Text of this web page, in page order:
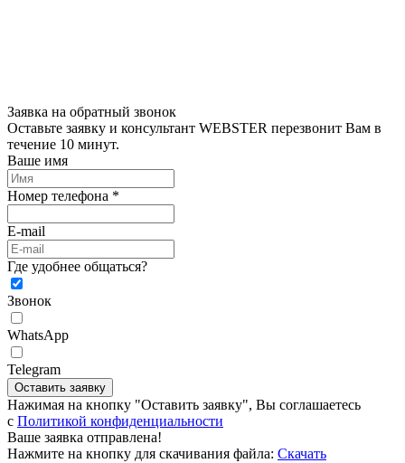
Заявка на обратный звонок
Оставьте заявку и консультант WEBSTER перезвонит Вам в
течение 10 минут.
Ваше имя
Номер телефона *
E-mail
Где удобнее общаться?
Звонок
WhatsApp
Telegram
Оставить заявку
Нажимая на кнопку "Оставить заявку", Вы соглашаетесь
c Политикой конфиденциальности
Ваше заявка отправлена!
Нажмите на кнопку для скачивания файла: Скачать